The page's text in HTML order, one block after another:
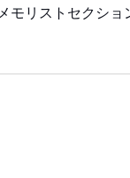
モリストセクショ